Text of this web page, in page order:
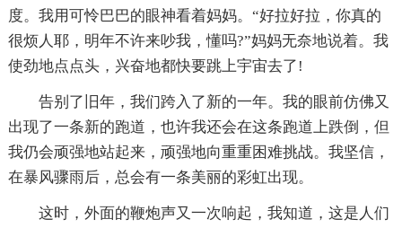
度。我用可怜巴巴的眼神看着妈妈。“好拉好拉，你真的
很烦人耶，明年不许来吵我，懂吗?”妈妈无奈地说着。我
使劲地点点头，兴奋地都快要跳上宇宙去了!
告别了旧年，我们跨入了新的一年。我的眼前仿佛又
出现了一条新的跑道，也许我还会在这条跑道上跌倒，但
我仍会顽强地站起来，顽强地向重重困难挑战。我坚信，
在暴风骤雨后，总会有一条美丽的彩虹出现。
这时，外面的鞭炮声又一次响起，我知道，这是人们